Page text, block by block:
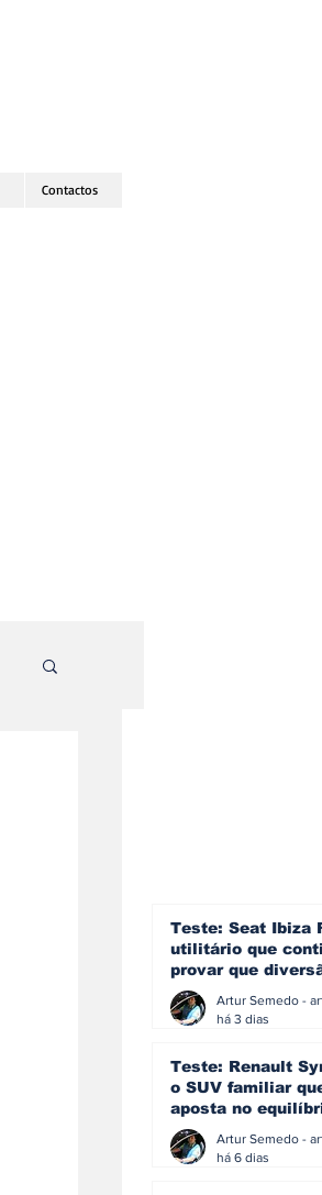
Contactos
Teste: Seat Ibiza
utilitário que
provar que
eficiência e
simplicidade
há 3 dias
Teste: Renault
o SUV familiar
aposta no
ainda acredita na
manualhá 6 dias